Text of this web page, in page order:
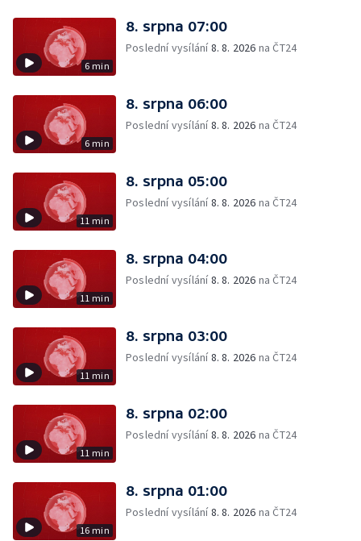
6 min
8. srpna 07:00
Poslední vysílání8. 8. 2026 na ČT24
6 min
8. srpna 06:00
Poslední vysílání8. 8. 2026 na ČT24
11 min
8. srpna 05:00
Poslední vysílání8. 8. 2026 na ČT24
11 min
8. srpna 04:00
Poslední vysílání8. 8. 2026 na ČT24
11 min
8. srpna 03:00
Poslední vysílání8. 8. 2026 na ČT24
11 min
8. srpna 02:00
Poslední vysílání8. 8. 2026 na ČT24
16 min
8. srpna 01:00
Poslední vysílání8. 8. 2026 na ČT24